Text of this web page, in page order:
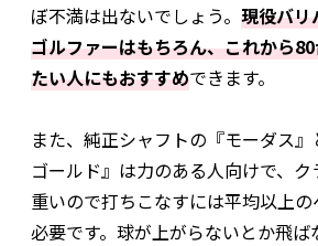
ぼ不満は出ないでしょう。 現役バリ
ゴルファーはもちろん、これから
たい人にもおすすめできます。
また、純正シャフトの『モーダス
ゴールド』は力のある人向けで、ク
重いので打ちこなすには平均以上
必要です。球が上がらないとか飛ば